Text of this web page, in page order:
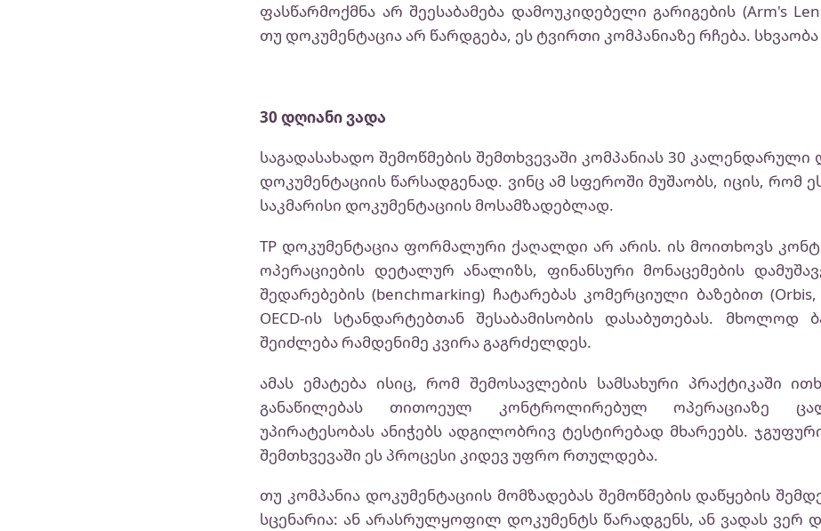
ფასწარმოქმნა არ შეესაბამება დამოუკიდებელი გარიგების (Arm's
თუ დოკუმენტაცია არ წარდგება, ეს ტვირთი კომპანიაზე რჩება.
30 დღიანი ვადა
საგადასახადო შემოწმების შემთხვევაში კომპანიას 30 კალენდარული
დოკუმენტაციის წარსადგენად. ვინც ამ სფეროში მუშაობს, იცის, რომ
საკმარისი დოკუმენტაციის მოსამზადებლად.
TP დოკუმენტაცია ფორმალური ქაღალდი არ არის. ის მოითხოვს
ოპერაციების დეტალურ ანალიზს, ფინანსური მონაცემების
შედარებების (benchmarking) ჩატარებას კომერციული ბაზებით
OECD-ის სტანდარტებთან შესაბამისობის დასაბუთებას. მხოლოდ
შეიძლება რამდენიმე კვირა გაგრძელდეს.
ამას ემატება ისიც, რომ შემოსავლების სამსახური პრაქტიკაში
განაწილებას თითოეულ კონტროლირებულ ოპერაციაზე
უპირატესობას ანიჭებს ადგილობრივ ტესტირებად მხარეებს.
შემთხვევაში ეს პროცესი კიდევ უფრო რთულდება.
თუ კომპანია დოკუმენტაციის მომზადებას შემოწმების დაწყების
სცენარია: ან არასრულყოფილ დოკუმენტს წარადგენს, ან ვადას ვერ